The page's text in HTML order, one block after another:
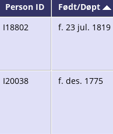
Person ID
Født/Døpt
I18802 f. 23 jul. 1819
I20038 f. des. 1775